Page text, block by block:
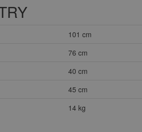
101 cm
76 cm
40 cm
45 cm
14 kg